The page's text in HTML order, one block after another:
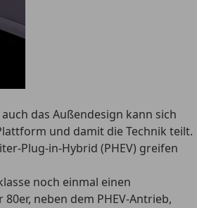
das Außendesign kann sich
und damit die Technik teilt.
Plug-in-Hybrid (PHEV) greifen
noch einmal einen
neben dem PHEV-Antrieb,